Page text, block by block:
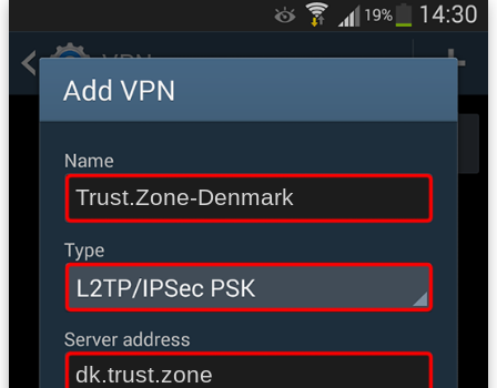
Trust.Zone-Denmark
dk.trust.zone